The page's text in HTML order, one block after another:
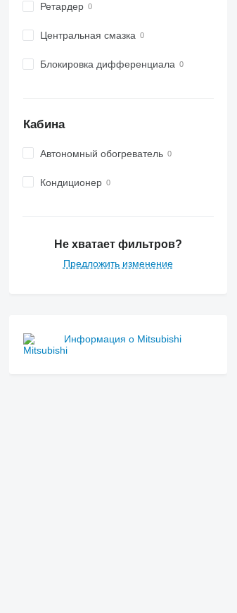
Ретардер
Центральная смазка
Блокировка дифференциала
Кабина
Автономный обогреватель
Кондиционер
Не хватает фильтров?
Предложить изменение
Информация о Mitsubishi